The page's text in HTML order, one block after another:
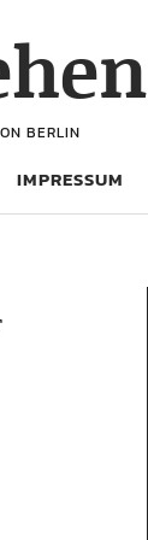
BERLIN
IMPRESSUM